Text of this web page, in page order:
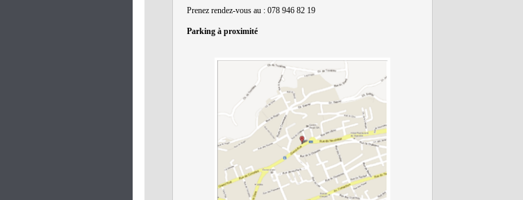
Prenez rendez-vous au : 078 946 82 19
Parking à proximité